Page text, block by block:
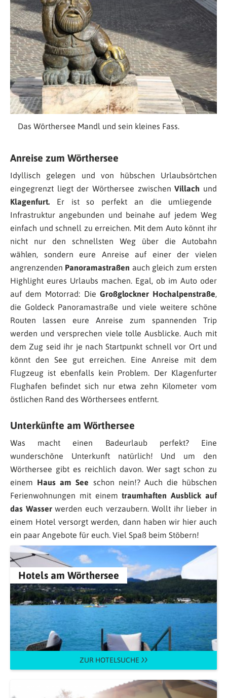
Das Wörthersee Mandl und sein kleines Fass.
Anreise zum Wörthersee
Idyllisch gelegen und von hübschen Urlaubsörtchen
eingegrenzt liegt der Wörthersee zwischen Villach und
Klagenfurt. Er ist so perfekt an die umliegende
Infrastruktur angebunden und beinahe auf jedem Weg
einfach und schnell zu erreichen. Mit dem Auto könnt ihr
nicht nur den schnellsten Weg über die Autobahn
wählen, sondern eure Anreise auf einer der vielen
angrenzenden Panoramastraßen auch gleich zum ersten
Highlight eures Urlaubs machen. Egal, ob im Auto oder
auf dem Motorrad: Die Großglockner Hochalpenstraße,
die Goldeck Panoramastraße und viele weitere schöne
Routen lassen eure Anreise zum spannenden Trip
werden und versprechen viele tolle Ausblicke. Auch mit
dem Zug seid ihr je nach Startpunkt schnell vor Ort und
könnt den See gut erreichen. Eine Anreise mit dem
Flugzeug ist ebenfalls kein Problem. Der Klagenfurter
Flughafen befindet sich nur etwa zehn Kilometer vom
östlichen Rand des Wörthersees entfernt.
Unterkünfte am Wörthersee
Was macht einen Badeurlaub perfekt? Eine
wunderschöne Unterkunft natürlich! Und um den
Wörthersee gibt es reichlich davon. Wer sagt schon zu
einem Haus am See schon nein!? Auch die hübschen
Ferienwohnungen mit einemtraumhaften Ausblick auf
das Wasserwerden euch verzaubern. Wollt ihr lieber in
einem Hotel versorgt werden, dann haben wir hier auch
ein paar Angebote für euch. Viel Spaß beim Stöbern!
Hotels am Wörthersee
ZUR HOTELSUCHE